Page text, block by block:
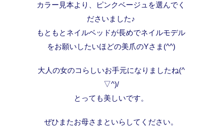
カラー見本より、ピンクベージュを選んでく
ださいました♪
もともとネイルベッドが長めでネイルモデル
をお願いしたいほどの美爪のYさま(^^)
大人の女のコらしいお手元になりましたね(^
▽^)/
とっても美しいです。
ぜひまたお母さまといらしてください。